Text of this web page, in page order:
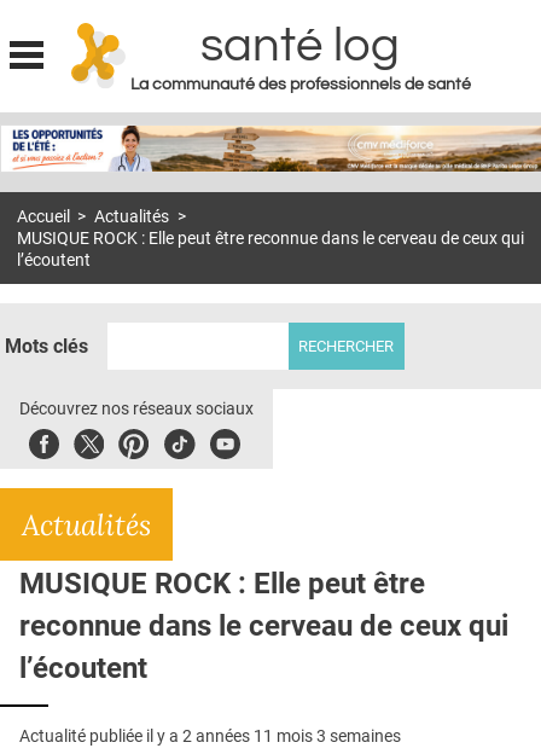
Jump to navigation
santé log
La communauté des professionnels de santé
MON COMPTE
S'ABONNER À LA REVUE SOIN À DOMICILE
E-REVUE SAD
THÉMA
CRÉDITS
Accueil > Actualités >
MUSIQUE ROCK : Elle peut être reconnue dans le cerveau de ceux qui
l’écoutent
Mots clés
Découvrez nos réseaux sociaux
FacebookTwitterPinterest
TiktokYoubute
Actualités
MUSIQUE ROCK : Elle peut être
reconnue dans le cerveau de ceux qui
l’écoutent
Actualité publiée il y a 2 années 11 mois 3 semaines